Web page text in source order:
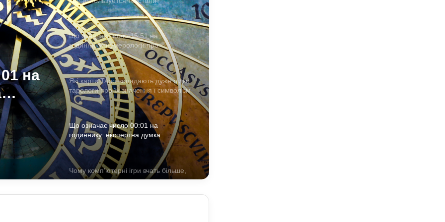
на
годиннику: нумерологи про
«магічність» і символізм
Які карти Таро випадають дуже рідко:
тарологи про їх значення і символізм
Що означає число 00:01 на
годиннику: експертна думка
езотериків
Чому комп’ютерні ігри вчать більше,
ніж здається: розвиток мислення та
навичок
Обмен криптовалют без лишнего